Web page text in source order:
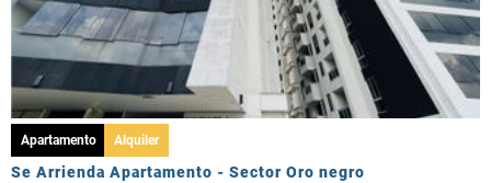
Apartamento Alquiler
Se Arrienda Apartamento - Sector Oro negro